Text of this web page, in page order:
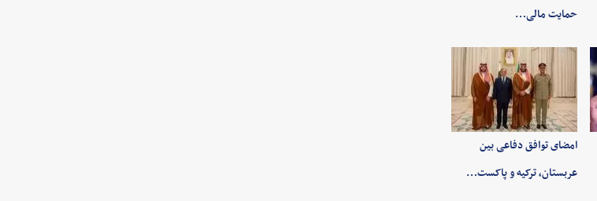
حمایت مالی…
امضای توافق دفاعی بین
عربستان، ترکیه و پاکست…